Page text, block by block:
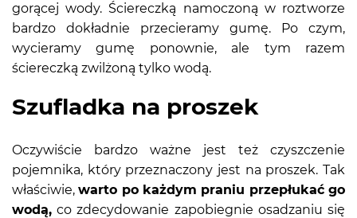
gorącej wody. Ściereczką namoczoną w roztworze
bardzo dokładnie przecieramy gumę. Po czym,
wycieramy gumę ponownie, ale tym razem
ściereczką zwilżoną tylko wodą.
Szufladka na proszek
Oczywiście bardzo ważne jest też czyszczenie
pojemnika, który przeznaczony jest na proszek. Tak
właściwie,warto po każdym praniu przepłukać go
wodą, co zdecydowanie zapobiegnie osadzaniu się